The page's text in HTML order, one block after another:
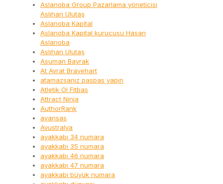
Aslanoba Group Pazarlama yöneticisi
Aslıhan Ulutaş
Aslanoba Kapital
Aslanoba Kapital kurucusu Hasan
Aslanoba
Aslıhan Ulutaş
Asuman Bayrak
At Avrat Bravehart
atamazsanız paspas yapın
Atletik Ol Fitbas
Attract Ninja
AuthorRank
avansas
Avustralya
ayakkabı 34 numara
ayakkabı 35 numara
ayakkabı 46 numara
ayakkabı 47 numara
ayakkabı büyük numara